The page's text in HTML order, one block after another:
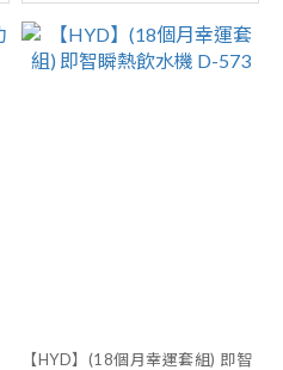
【HYD】(18個月幸運套組) 即智